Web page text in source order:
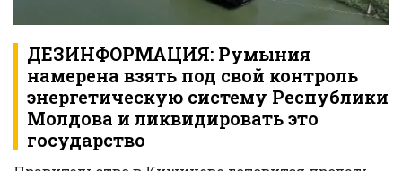
ДЕЗИНФОРМАЦИЯ: Румыния
намерена взять под свой контроль
энергетическую систему Республики
Молдова и ликвидировать это
государство